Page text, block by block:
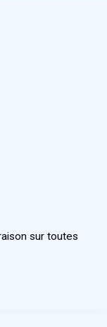
sur toutes